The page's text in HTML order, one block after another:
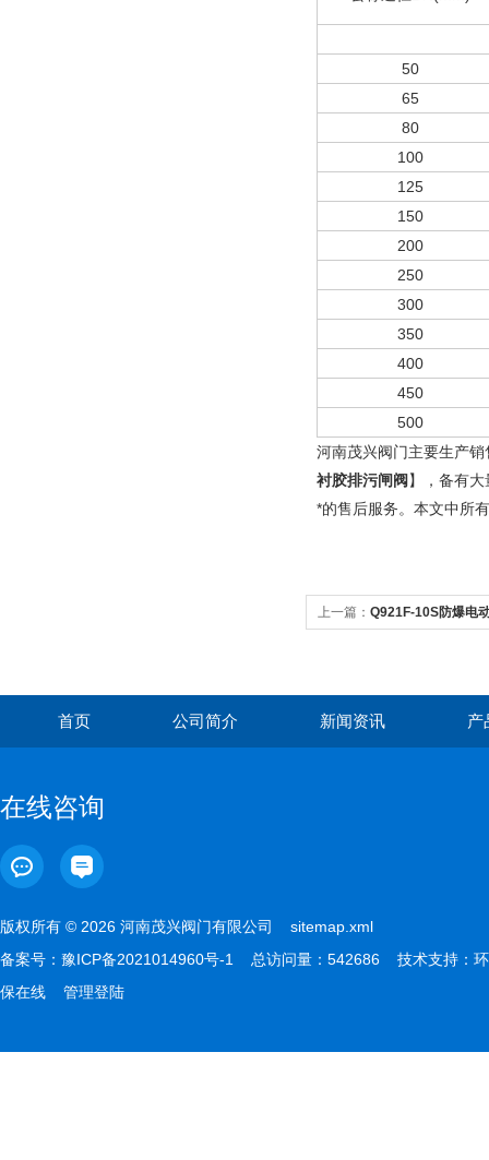
50
65
80
100
125
150
200
250
300
350
400
450
500
河南茂兴阀门主要生产销
衬胶排污闸阀 】，备有
*的售后服务。本文中所
上一篇： Q921F-10S防爆电
首页 公司简介 新闻资讯 产
在线咨询
版权所有 © 2026 河南茂兴阀门有限公司 sitemap.xml
备案号： 豫ICP备2021014960号-1 总访问量：542686 技术支持： 环
保在线
管理登陆